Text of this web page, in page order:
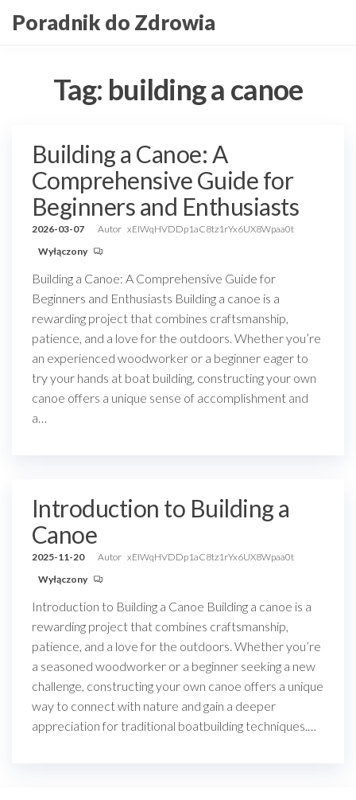
doPoradnik do Zdrowia
Tag: building a canoe
Building a Canoe: A
Comprehensive Guide for
Beginners and Enthusiasts
2026-03-07 Autor xEIWqHVDDp1aC8tz1rYx6UX8Wpaa0t
Wyłączony
Building a Canoe: A Comprehensive Guide for
Beginners and Enthusiasts Building a canoe is a
rewarding project that combines craftsmanship,
patience, and a love for the outdoors. Whether you’re
an experienced woodworker or a beginner eager to
try your hands at boat building, constructing your own
canoe offers a unique sense of accomplishment and
a…
Introduction to Building a
Canoe
2025-11-20 Autor xEIWqHVDDp1aC8tz1rYx6UX8Wpaa0t
Wyłączony
Introduction to Building a Canoe Building a canoe is a
rewarding project that combines craftsmanship,
patience, and a love for the outdoors. Whether you’re
a seasoned woodworker or a beginner seeking a new
challenge, constructing your own canoe offers a unique
way to connect with nature and gain a deeper
appreciation for traditional boatbuilding techniques.…